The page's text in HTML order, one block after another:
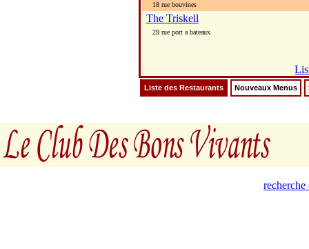
18 rue bouvines
The Triskell
29 rue port a bateaux
Liste des Restaurants Nouveaux Menus
recherche